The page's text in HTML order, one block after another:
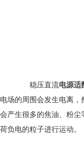
稳压直流电源适
电场的周围会发生电离
会产生很多的焦油、粉
荷负电的粒子进行运动。